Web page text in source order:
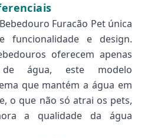
Furacão Pet única
funcionalidade e design.
oferecem apenas
água, este modelo
que mantém a água em
o que não só atrai os pets,
a qualidade da água